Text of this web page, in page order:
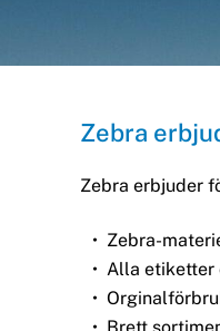
Zebra
Zebra erbjuder
Zebra-
Alla etiketter